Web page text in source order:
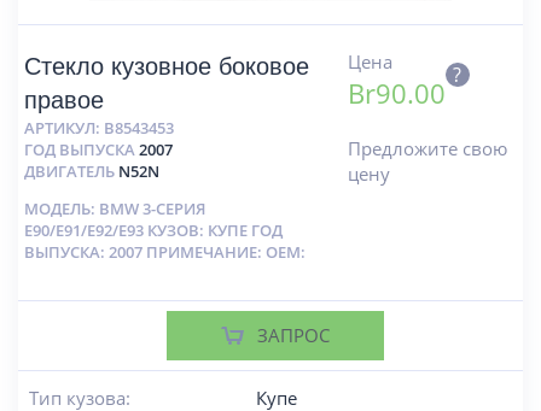
Стекло кузовное боковое
правое
АРТИКУЛ: B8543453
ГОД ВЫПУСКА2007
ДВИГАТЕЛЬ N52N
МОДЕЛЬ: BMW 3-СЕРИЯ
E90/E91/E92/E93 КУЗОВ: КУПЕ ГОД
ВЫПУСКА: 2007 ПРИМЕЧАНИЕ: OEM:
Цена
Br90.00
?
Предложите свою
цену
ЗАПРОС
Тип кузова:
Купе